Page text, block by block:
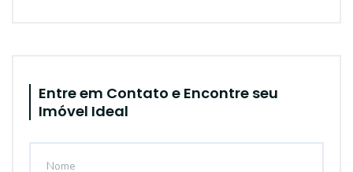
Entre em Contato e Encontre seu
Imóvel Ideal